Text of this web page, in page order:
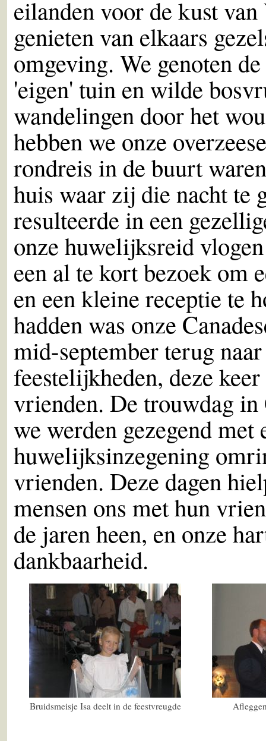
eilanden voor de kust
genieten van elkaars
omgeving. We genoten
'eigen' tuin en wilde
wandelingen door het
hebben we onze
rondreis in de buurt
huis waar zij die nacht
resulteerde in een
onze huwelijksreid
een al te kort bezoek om
en een kleine receptie te
hadden was onze
mid-september terug
feestelijkheden, deze
vrienden. De trouwdag in
we werden gezegend met
huwelijksinzegening
vrienden. Deze dagen
mensen ons met hun
de jaren heen, en onze
dankbaarheid.
Bruidsmeisje Isa deelt in de feestvreugde